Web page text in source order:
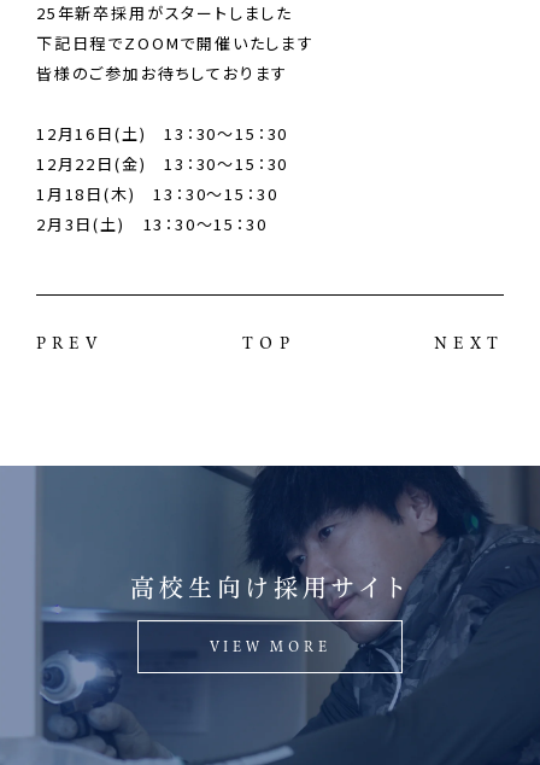
25年新卒採用がスタートしました
下記日程でZOOMで開催いたします
皆様のご参加お待ちしております
12月16日(土) 13：30～15：30
12月22日(金) 13：30～15：30
1月18日(木) 13：30～15：30
2月3日(土) 13：30～15：30
PREV TOP NEXT
高校生向け採用サイト
VIEW MORE